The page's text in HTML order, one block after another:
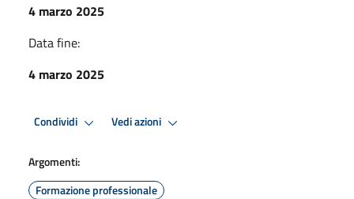
4 marzo 2025
Data fine:
4 marzo 2025
Condividi Vedi azioni
Argomenti:
Formazione professionale